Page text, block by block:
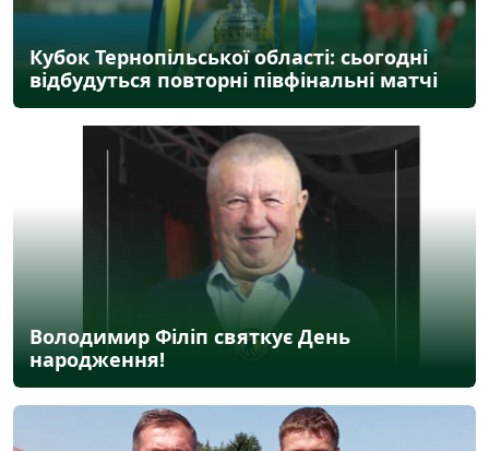
Кубок Тернопільської області: сьогодні
відбудуться повторні півфінальні матчі
Володимир Філіп святкує День
народження!